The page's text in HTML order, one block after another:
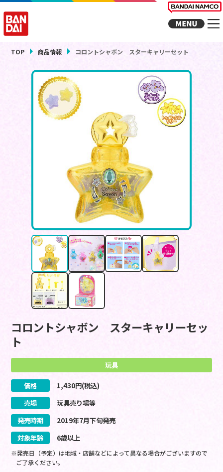
TOP 商品情報 コロントシャボン スターキャリーセット
コロントシャボン スターキャリーセッ
ト
玩具
価格 1,430円(税込)
売場
玩具売り場等
発売時期
2019年7月下旬発売
対象年齢
6歳以上
※発売日（予定）は地域・店舗などによって異なる場合がございますので
ご了承ください。